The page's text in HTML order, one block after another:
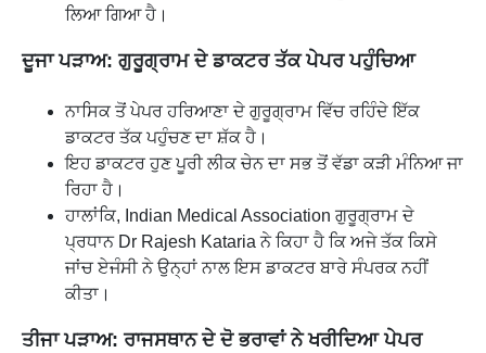
ਲਿਆ ਗਿਆ ਹੈ।
ਦੂਜਾ ਪੜਾਅ: ਗੁਰੂਗ੍ਰਾਮ ਦੇ ਡਾਕਟਰ ਤੱਕ ਪੇਪਰ ਪਹੁੰਚਿਆ
ਨਾਸਿਕ ਤੋਂ ਪੇਪਰ ਹਰਿਆਣਾ ਦੇ ਗੁਰੂਗ੍ਰਾਮ ਵਿੱਚ ਰਹਿੰਦੇ ਇੱਕ
ਡਾਕਟਰ ਤੱਕ ਪਹੁੰਚਣ ਦਾ ਸ਼ੱਕ ਹੈ।
ਇਹ ਡਾਕਟਰ ਹੁਣ ਪੂਰੀ ਲੀਕ ਚੇਨ ਦਾ ਸਭ ਤੋਂ ਵੱਡਾ ਕੜੀ ਮੰਨਿਆ ਜਾ
ਰਿਹਾ ਹੈ।
ਹਾਲਾਂਕਿ, Indian Medical Association ਗੁਰੂਗ੍ਰਾਮ ਦੇ
ਪ੍ਰਧਾਨ Dr Rajesh Kataria ਨੇ ਕਿਹਾ ਹੈ ਕਿ ਅਜੇ ਤੱਕ ਕਿਸੇ
ਜਾਂਚ ਏਜੰਸੀ ਨੇ ਉਨ੍ਹਾਂ ਨਾਲ ਇਸ ਡਾਕਟਰ ਬਾਰੇ ਸੰਪਰਕ ਨਹੀਂ
ਕੀਤਾ।
ਤੀਜਾ ਪੜਾਅ: ਰਾਜਸਥਾਨ ਦੇ ਦੋ ਭਰਾਵਾਂ ਨੇ ਖਰੀਦਿਆ ਪੇਪਰ